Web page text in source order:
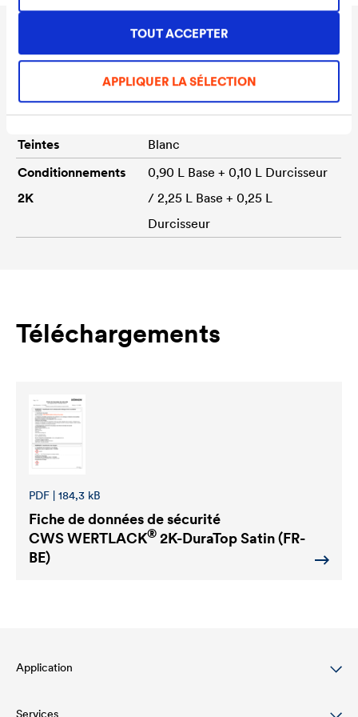
TOUT ACCEPTER
APPLIQUER LA SÉLECTION
Données techniques
Rendement
130 - 150 ml/m²
Teintes
Blanc
Conditionnements
2K
0,90 L Base + 0,10 L Durcisseur
/ 2,25 L Base + 0,25 L
Durcisseur
Téléchargements
PDF | 184,3 kB
Fiche de données de sécurité
CWS WERTLACK® 2K-DuraTop Satin (FR-
BE)
Application
Services